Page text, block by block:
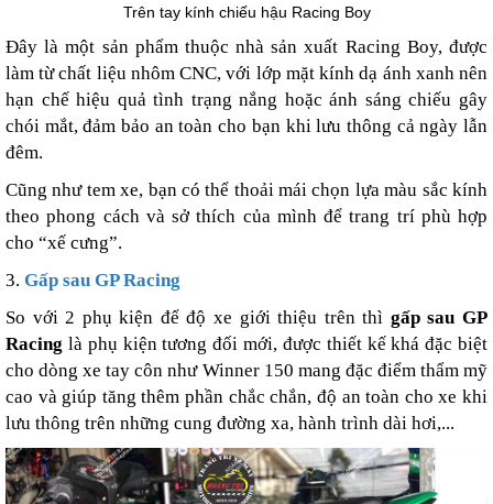
Trên tay kính chiếu hậu Racing Boy
Đây là một sản phẩm thuộc nhà sản xuất Racing Boy, được
làm từ chất liệu nhôm CNC, với lớp mặt kính dạ ánh xanh nên
hạn chế hiệu quả tình trạng nắng hoặc ánh sáng chiếu gây
chói mắt, đảm bảo an toàn cho bạn khi lưu thông cả ngày lẫn
đêm.
Cũng như tem xe, bạn có thể thoải mái chọn lựa màu sắc kính
theo phong cách và sở thích của mình để trang trí phù hợp
cho “xế cưng”.
3. Gấp sau GP Racing
So với 2 phụ kiện để độ xe giới thiệu trên thì gấp sau GP
Racing là phụ kiện tương đối mới, được thiết kế khá đặc biệt
cho dòng xe tay côn như Winner 150 mang đặc điểm thẩm mỹ
cao và giúp tăng thêm phần chắc chắn, độ an toàn cho xe khi
lưu thông trên những cung đường xa, hành trình dài hơi,...